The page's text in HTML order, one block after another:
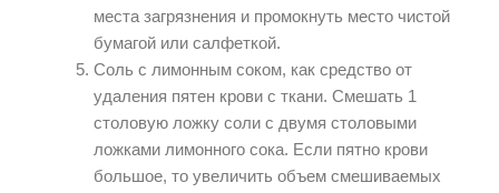
места загрязнения и промокнуть место чистой
бумагой или салфеткой.
Соль с лимонным соком, как средство от
удаления пятен крови с ткани. Смешать 1
столовую ложку соли с двумя столовыми
ложками лимонного сока. Если пятно крови
большое, то увеличить объем смешиваемых